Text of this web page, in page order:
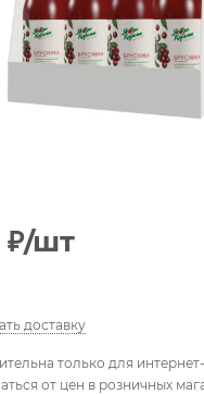
₽/шт
доставку
только для
от цен в розничных